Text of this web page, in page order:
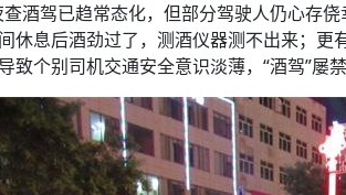
酒驾已趋常态化，但部分驾驶人仍心存
休息后酒劲过了，测酒仪器测不出来；
致个别司机交通安全意识淡薄，“酒驾”屡